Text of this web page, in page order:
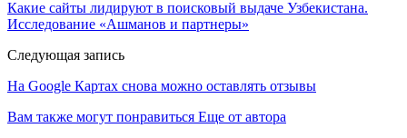
Какие сайты лидируют в поисковый выдаче Узбекистана.
Исследование «Ашманов и партнеры»
Следующая запись
На Google Картах снова можно оставлять отзывы
Вам также могут понравиться Еще от автора